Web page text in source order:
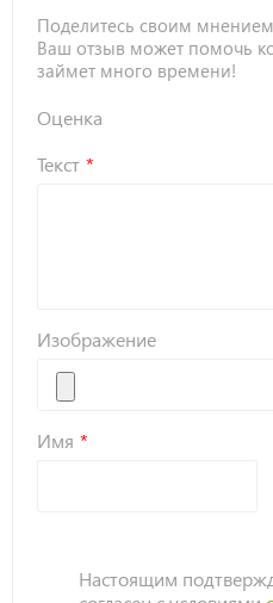
Поделитесь своим
Ваш отзыв может помочь
займет много времени!
Оценка
Текст
Изображение
Имя
Настоящим